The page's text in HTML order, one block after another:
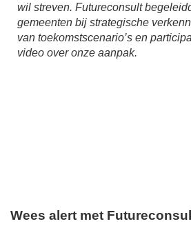
wil streven. Futureconsult
gemeenten bij strategische
van toekomstscenario’s en
video over onze aanpak.
Wees alert met